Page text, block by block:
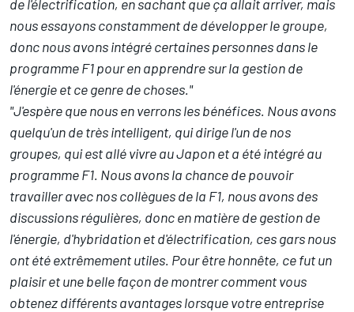
de l'électrification, en sachant que ça allait arriver, mais
nous essayons constamment de développer le groupe,
donc nous avons intégré certaines personnes dans le
programme F1 pour en apprendre sur la gestion de
l'énergie et ce genre de choses."
"J'espère que nous en verrons les bénéfices. Nous avons
quelqu'un de très intelligent, qui dirige l'un de nos
groupes, qui est allé vivre au Japon et a été intégré au
programme F1. Nous avons la chance de pouvoir
travailler avec nos collègues de la F1, nous avons des
discussions régulières, donc en matière de gestion de
l'énergie, d'hybridation et d'électrification, ces gars nous
ont été extrêmement utiles. Pour être honnête, ce fut un
plaisir et une belle façon de montrer comment vous
obtenez différents avantages lorsque votre entreprise